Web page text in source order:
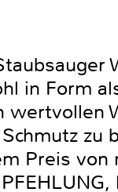
in Form
wertvollen
zu
Preis von